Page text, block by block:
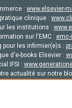
: www.elsevier-
clinique :
les institutions :
sur l'EMC :
pour les infirmier(e)s :
d'e-books Elsevier :
IFSI :
actualité sur notre